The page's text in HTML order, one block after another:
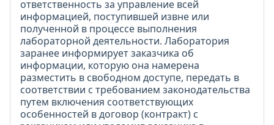
ответственность за управление всей
информацией, поступившей извне или
полученной в процессе выполнения
лабораторной деятельности. Лаборатория
заранее информирует заказчика об
информации, которую она намерена
разместить в свободном доступе, передать в
соответствии с требованием законодательства
путем включения соответствующих
особенностей в договор (контракт) с